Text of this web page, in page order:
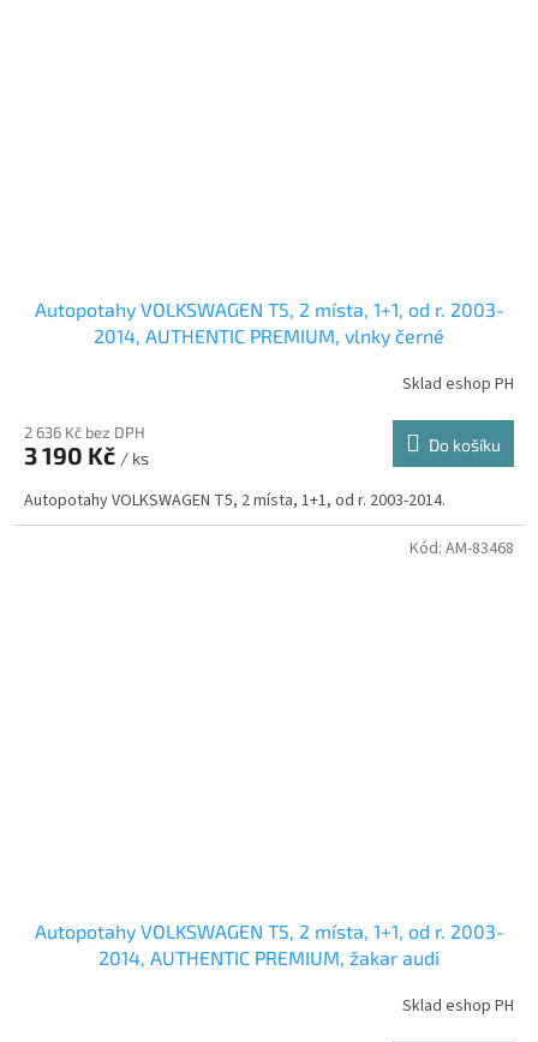
Autopotahy VOLKSWAGEN T5, 2 místa, 1+1, od r. 2003-
2014, AUTHENTIC PREMIUM, vlnky černé
Sklad eshop PH
2 636 Kč bez DPH
3 190 Kč / ks
Do košíku
Autopotahy VOLKSWAGEN T5, 2 místa, 1+1, od r. 2003-2014.
Autopotahy VOLKSWAGEN T5, 2 místa, 1+1, od r. 2003-
2014, AUTHENTIC PREMIUM, žakar audi
Sklad eshop PH
Kód: AM-83468